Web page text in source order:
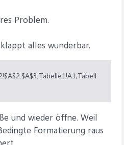
Problem.
alles wunderbar.
und wieder öffne. Weil
Formatierung raus